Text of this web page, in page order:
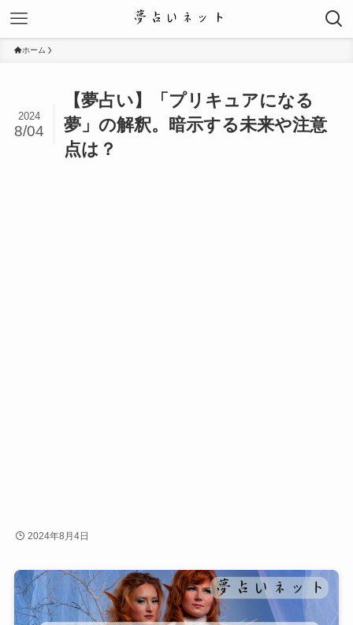
ホーム
【夢占い】「プリキュアになる
夢」の解釈。暗示する未来や注意
点は？
2024
8/04
2024年8月4日